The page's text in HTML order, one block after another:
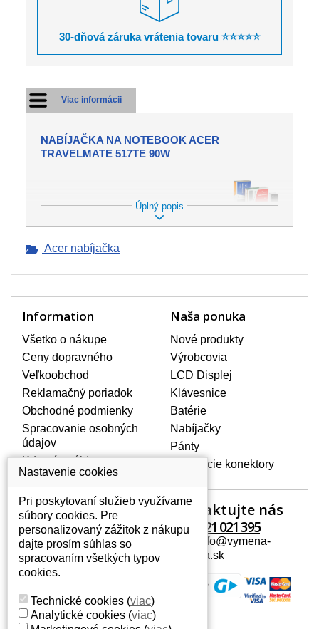
30-dňová záruka vrátenia tovaru ⭐⭐⭐⭐⭐
Viac informácii
NABÍJAČKA NA NOTEBOOK ACER
TRAVELMATE 517TE 90W
PONÚKAME NABÍJAČKY DO
NOTEBOOKOV.
pre dobíjanie batérie vo Vašom
poškodeniu pôvodného adaptéru.
Nie je však chybou kúpiť si aj druhý
adaptér, ktorý sa Vám môže hodiť
napr. na cesty alebo pre prácu na
pracovisku. V našom sortimente
nájdete sieťové adaptéry od všetkých
možných výrobcov notebookov.
SIEŤOVÉ ADAPTÉRY S
CERTIFIKÁTOM KVALITY.
Všetky ponúkané nabíjačky s
certifikátom kvality CE, ROHS.
Adaptéry sú vybavené feritovým
filtrom a kvalitným zabezpečením
proti prehriatiu, prepätiu a
preťaženiu.
AKO VYBRAŤ TEN SPRÁVNY?
Na našich webových stránkach nesmie
chýbať okienko vyhľadávania, vďaka
Úplný popis
Acer nabíjačka
Information
Všetko o nákupe
Ceny dopravného
Veľkoobchod
Reklamačný poriadok
Obchodné podmienky
Spracovanie osobných
údajov
Kde nás nájdete
Naša ponuka
Nové produkty
Výrobcovia
LCD Displej
Klávesnice
Batérie
Nabíjačky
Pánty
Napájacie konektory
Váš účet
Váš účet
Osobné informácie
Adresy
Kontaktujte nás
+421 221 021 395
Mail: info@vymena-
displeja.sk
Nastavenie cookies
Pri poskytovaní služieb využívame
súbory cookies. Pre
personalizovaný zážitok z nákupu
dajte prosím súhlas so
spracovaním všetkých typov
cookies.
Technické cookies (viac)
Analytické cookies (viac)